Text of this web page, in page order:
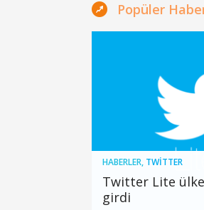
Popüler
HABERLER, TWITTER
Twitter Lite
girdi